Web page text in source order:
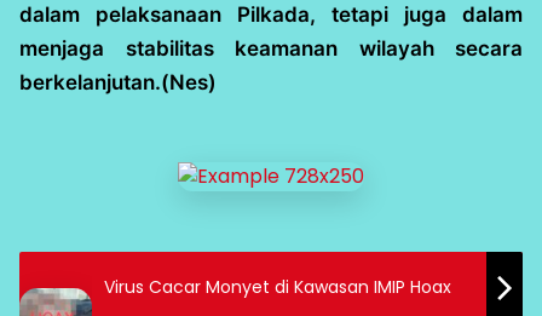
dalam pelaksanaan Pilkada, tetapi juga dalam
menjaga stabilitas keamanan wilayah secara
berkelanjutan.(Nes)
Virus Cacar Monyet di Kawasan IMIP Hoax